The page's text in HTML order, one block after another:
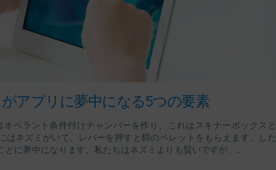
アプリに夢中になる5つの要素
ペラント条件付けチャンバーを作り、これはスキナーボックスと
はネズミがいて、レバーを押すと餌のペレットをもらえます。した
に夢中になります。私たちはネズミよりも賢いですが、...